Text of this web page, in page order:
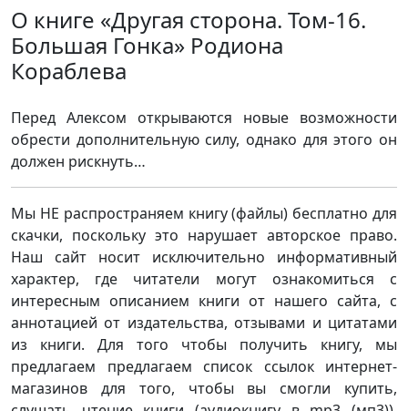
О книге «Другая сторона. Том-16.
Большая Гонка» Родиона
Кораблева
Перед Алексом открываются новые возможности
обрести дополнительную силу, однако для этого он
должен рискнуть…
Мы НЕ распространяем книгу (файлы) бесплатно для
скачки, поскольку это нарушает авторское право.
Наш сайт носит исключительно информативный
характер, где читатели могут ознакомиться с
интересным описанием книги от нашего сайта, с
аннотацией от издательства, отзывами и цитатами
из книги. Для того чтобы получить книгу, мы
предлагаем предлагаем список ссылок интернет-
магазинов для того, чтобы вы смогли купить,